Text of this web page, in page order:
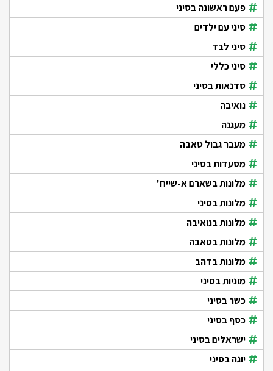
פעם ראשונה בסיני
סיני עם ילדים
סיני לבד
סיני כללי
סדנאות בסיני
נואיבה
מעגנה
מעבר גבול טאבה
מסעדות בסיני
מלונות בשארם א-שייח'
מלונות בסיני
מלונות בנואיבה
מלונות בטאבה
מלונות בדהב
מוניות בסיני
כשר בסיני
כסף בסיני
ישראלים בסיני
יוגה בסיני